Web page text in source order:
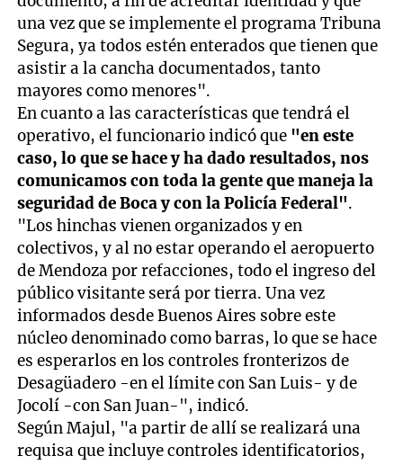
una vez que se implemente el programa Tribuna
Segura, ya todos estén enterados que tienen que
asistir a la cancha documentados, tanto
mayores como menores".
En cuanto a las características que tendrá el
operativo, el funcionario indicó que "en este
caso, lo que se hace y ha dado resultados, nos
comunicamos con toda la gente que maneja la
seguridad de Boca y con la Policía Federal".
"Los hinchas vienen organizados y en
colectivos, y al no estar operando el aeropuerto
de Mendoza por refacciones, todo el ingreso del
público visitante será por tierra. Una vez
informados desde Buenos Aires sobre este
núcleo denominado como barras, lo que se hace
es esperarlos en los controles fronterizos de
Desagüadero -en el límite con San Luis- y de
Jocolí -con San Juan-", indicó.
Según Majul, "a partir de allí se realizará una
requisa que incluye controles identificatorios,